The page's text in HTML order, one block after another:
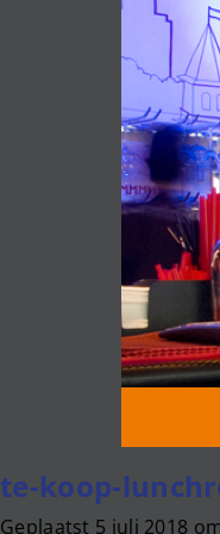
te-koop-
Geplaatst 5 juli 2018